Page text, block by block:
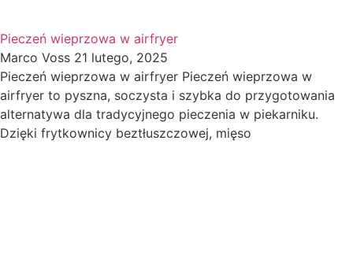
Pieczeń wieprzowa w airfryer
Marco Voss 21 lutego, 2025
Pieczeń wieprzowa w airfryer Pieczeń wieprzowa w
airfryer to pyszna, soczysta i szybka do przygotowania
alternatywa dla tradycyjnego pieczenia w piekarniku.
Dzięki frytkownicy beztłuszczowej, mięso